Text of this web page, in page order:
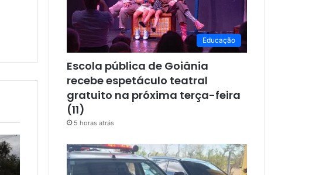
Educação
Escola pública de Goiânia
recebe espetáculo teatral
gratuito na próxima terça-feira
(11)
5 horas atrás